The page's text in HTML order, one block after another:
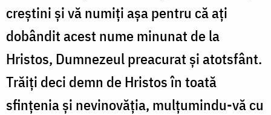
creştini şi vă numiţi aşa pentru că aţi
dobândit acest nume minunat de la
Hristos, Dumnezeul preacurat şi atotsfânt.
Trăiţi deci demn de Hristos în toată
sfinţenia şi nevinovăţia, mulțumindu-vă cu